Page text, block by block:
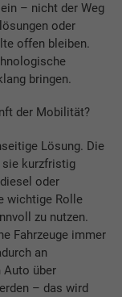
– nicht der Weg
oder
offen bleiben.
bringen.
der Mobilität?
Lösung. Die
sie kurzfristig
oder
wichtige Rolle
zu nutzen.
Fahrzeuge immer
an
Auto über
– das wird